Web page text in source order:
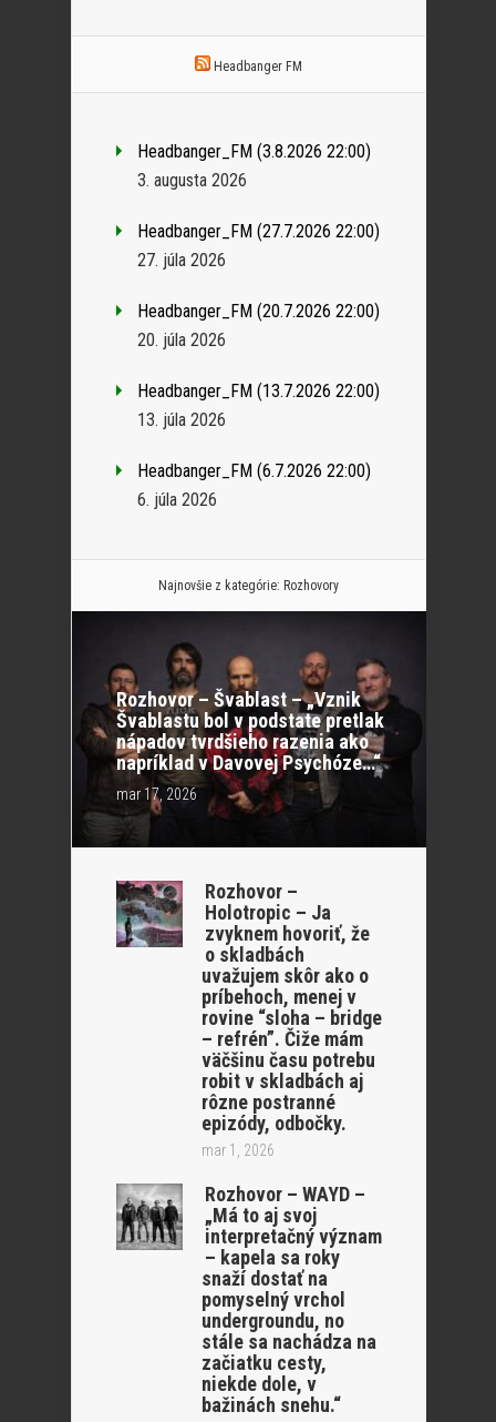
Headbanger FM
Headbanger_FM (3.8.2026 22:00)
3. augusta 2026
Headbanger_FM (27.7.2026 22:00)
27. júla 2026
Headbanger_FM (20.7.2026 22:00)
20. júla 2026
Headbanger_FM (13.7.2026 22:00)
13. júla 2026
Headbanger_FM (6.7.2026 22:00)
6. júla 2026
Najnovšie z kategórie: Rozhovory
Rozhovor – Švablast – „Vznik
Švablastu bol v podstate pretlak
nápadov tvrdšieho razenia ako
napríklad v Davovej Psychóze…“
mar 17, 2026
Rozhovor –
Holotropic – Ja
zvyknem hovoriť, že
o skladbách
uvažujem skôr ako o
príbehoch, menej v
rovine “sloha – bridge
– refrén”. Čiže mám
väčšinu času potrebu
robit v skladbách aj
rôzne postranné
epizódy, odbočky.
mar 1, 2026
Rozhovor – WAYD –
„Má to aj svoj
interpretačný význam
– kapela sa roky
snaží dostať na
pomyselný vrchol
undergroundu, no
stále sa nachádza na
začiatku cesty,
niekde dole, v
bažinách snehu.“